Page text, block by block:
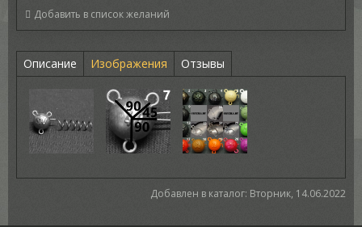
Описание Изображения Отзывы
Добавлен в каталог: Вторник, 14.06.2022